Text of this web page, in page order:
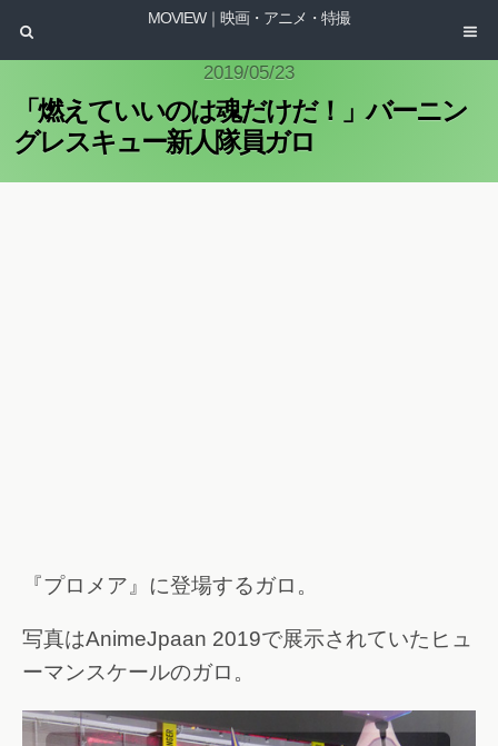
MOVIEW｜映画・アニメ・特撮
2019/05/23
「燃えていいのは魂だけだ！」バーニン
グレスキュー新人隊員ガロ
『プロメア』に登場するガロ。
写真はAnimeJpaan 2019で展示されていたヒュ
ーマンスケールのガロ。